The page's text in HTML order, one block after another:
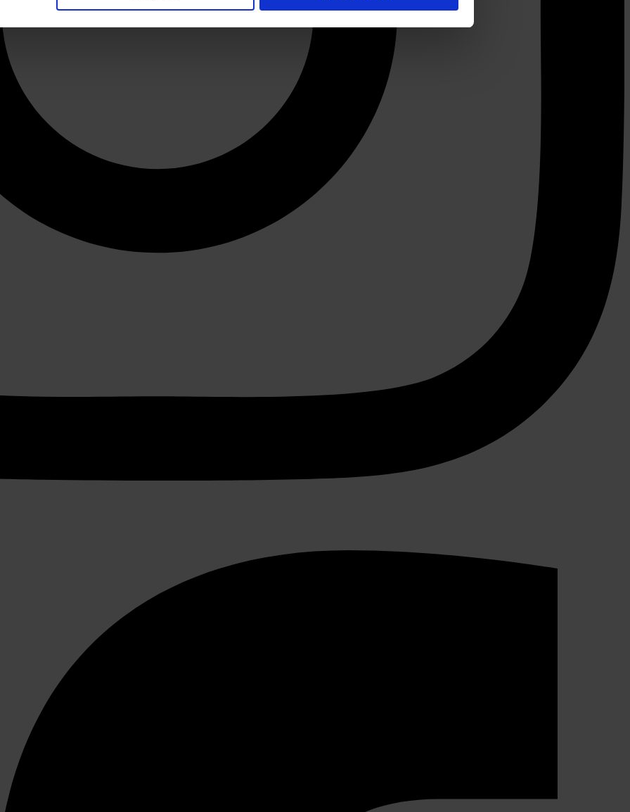
en advertenties te personaliseren, om functies voor social media te bieden en om ons
Ook delen we informatie over uw gebruik van onze site met onze partners voor social
Deze partners kunnen deze gegevens combineren met andere informatie die u aan ze heeft
op basis van uw gebruik van hun services.